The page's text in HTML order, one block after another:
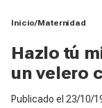
Inicio Maternidad
Hazlo tú
un velero
Publicado el 23/10/